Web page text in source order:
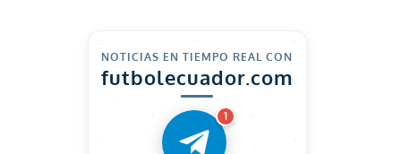
NOTICIAS EN TIEMPO REAL CON
futbolecuador.com
1